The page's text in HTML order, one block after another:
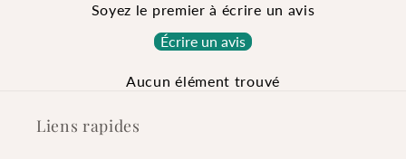
Soyez le premier à écrire un avis
Écrire un avis
Aucun élément trouvé
Liens rapides